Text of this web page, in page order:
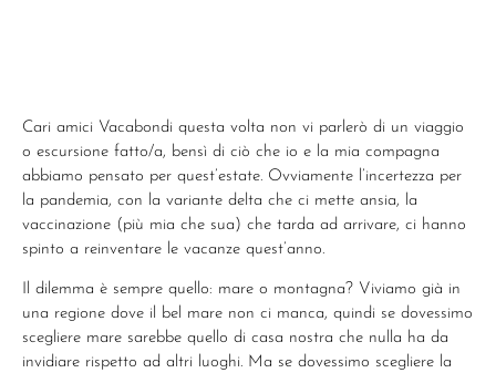
Cari amici Vacabondi questa volta non vi parlerò di un viaggio
o escursione fatto/a, bensì di ciò che io e la mia compagna
abbiamo pensato per quest’estate. Ovviamente l’incertezza per
la pandemia, con la variante delta che ci mette ansia, la
vaccinazione (più mia che sua) che tarda ad arrivare, ci hanno
spinto a reinventare le vacanze quest’anno.
Il dilemma è sempre quello: mare o montagna? Viviamo già in
una regione dove il bel mare non ci manca, quindi se dovessimo
scegliere mare sarebbe quello di casa nostra che nulla ha da
invidiare rispetto ad altri luoghi. Ma se dovessimo scegliere la